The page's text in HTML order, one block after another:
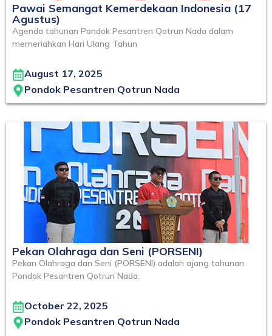
Pawai Semangat Kemerdekaan Indonesia (17
Agustus)
Agenda tahunan Pondok Pesantren Qotrun Nada dalam
memeriahkan Hari Ulang Tahun
August 17, 2025
Pondok Pesantren Qotrun Nada
Pekan Olahraga dan Seni (PORSENI)
Pekan Olahraga dan Seni (PORSENI) adalah ajang tahunan
Pondok Pesantren Qotrun Nada.
October 22, 2025
Pondok Pesantren Qotrun Nada